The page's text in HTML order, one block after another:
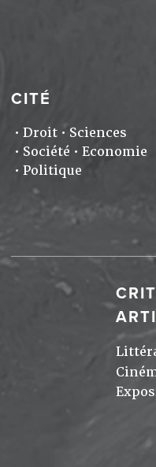
CITÉ
Droit
Sciences
Société
Economie
Politique